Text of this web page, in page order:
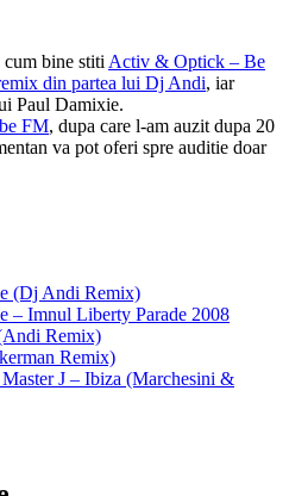
bine stiti Activ & Optick – Be
din partea lui Dj Andi, iar
Paul Damixie.
FM, dupa care l-am auzit dupa 20
va pot oferi spre auditie doar
(Dj Andi Remix)
– Imnul Liberty Parade 2008
Remix)
Remix)
J – Ibiza (Marchesini &